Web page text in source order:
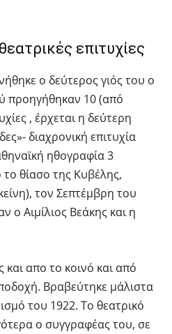
επιτυχίες
ο δεύτερος γιός του ο
προηγήθηκαν 10 (από
, έρχεται η δεύτερη
διαχρονική επιτυχία
ηθογραφία 3
θίασο της Κυβέλης,
τον Σεπτέμβρη του
ο Αιμίλιος Βεάκης και η
απο το κοινό και από
Βραβεύτηκε μάλιστα
του 1922. Το θεατρικό
ο συγγραφέας του, σε